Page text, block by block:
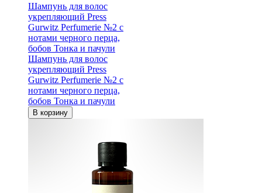
Шампунь для волос
укрепляющий Press
Gurwitz Perfumerie №2 с
нотами черного перца,
бобов Тонка и пачули
Шампунь для волос
укрепляющий Press
Gurwitz Perfumerie №2 с
нотами черного перца,
бобов Тонка и пачули
В корзину